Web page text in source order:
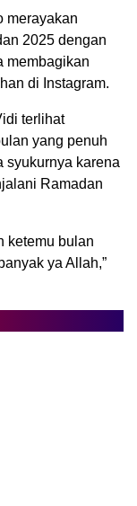
merayakan
2025 dengan
membagikan
di Instagram.
terlihat
yang penuh
syukurnya karena
Ramadan
ketemu bulan
ya Allah,”